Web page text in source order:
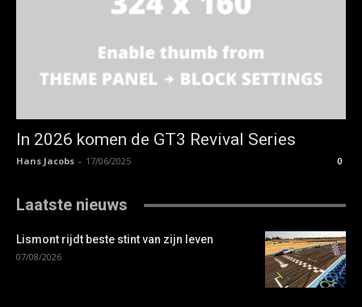
In 2026 komen de GT3 Revival Series
Hans Jacobs - 17/06/2025 0
Laatste nieuws
Lismont rijdt beste stint van zijn leven
07/08/2026